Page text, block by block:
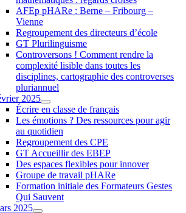
AFEp pHARe : Berne – Fribourg –
Vienne
Regroupement des directeurs d’école
GT Plurilinguisme
Controversons ! Comment rendre la
complexité lisible dans toutes les
disciplines, cartographie des controverses
pluriannuel
2025
Écrire en classe de français
Les émotions ? Des ressources pour agir
au quotidien
Regroupement des CPE
GT Accueillir des EBEP
Des espaces flexibles pour innover
Groupe de travail pHARe
Formation initiale des Formateurs Gestes
Qui Sauvent
2025